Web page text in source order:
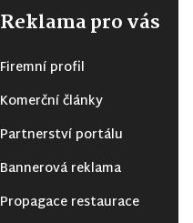
Reklama pro vás
Firemní profil
Komerční články
Partnerství portálu
Bannerová reklama
Propagace restaurace